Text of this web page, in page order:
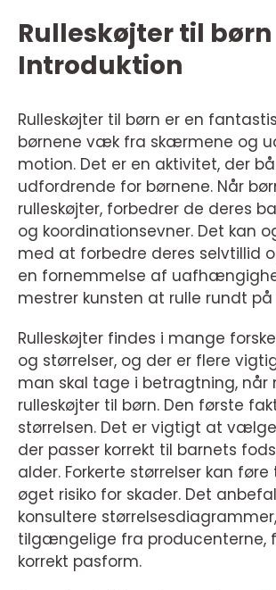
Rulleskøjter til børn
Introduktion
Rulleskøjter til børn er en
børnene væk fra skærmene og
motion. Det er en aktivitet, der
udfordrende for børnene. Når
rulleskøjter, forbedrer de deres
og koordinationsevner. Det kan
med at forbedre deres selvtillid
en fornemmelse af
mestrer kunsten at rulle rundt på
Rulleskøjter findes i mange
og størrelser, og der er flere
man skal tage i betragtning, når
rulleskøjter til børn. Den første
størrelsen. Det er vigtigt at
der passer korrekt til barnets
alder. Forkerte størrelser kan
øget risiko for skader. Det
konsultere
tilgængelige fra producenterne,
korrekt pasform.